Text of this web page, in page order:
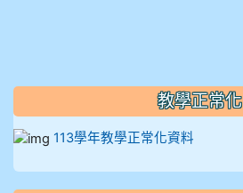
914王苡澄
教學正常化
113學年教學正常化資料